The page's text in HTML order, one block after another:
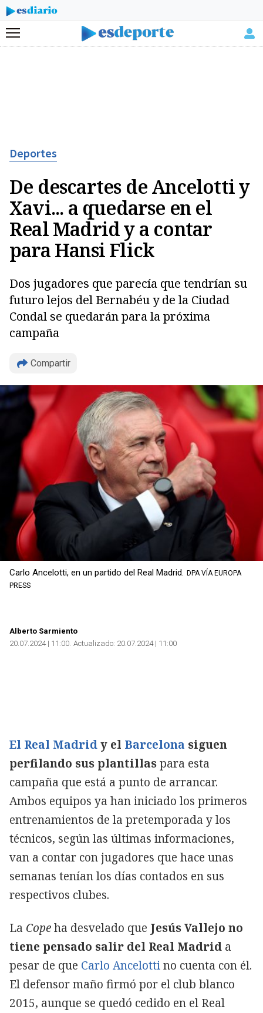
Menú
Deportes
De descartes de Ancelotti y
Xavi... a quedarse en el
Real Madrid y a contar
para Hansi Flick
Dos jugadores que parecía que tendrían su
futuro lejos del Bernabéu y de la Ciudad
Condal se quedarán para la próxima
campaña
Compartir
Copiar
Carlo Ancelotti, en un partido del Real Madrid. DPA VÍA EUROPA
PRESS
Alberto Sarmiento
20.07.2024 | 11:00 Actualizado: 20.07.2024 | 11:00
El Real Madridy el Barcelona siguen
perfilando sus plantillaspara esta
campaña que está a punto de arrancar.
Ambos equipos ya han iniciado los primeros
entrenamientos de la pretemporada y los
técnicos, según las últimas informaciones,
van a contar con jugadores que hace unas
semanas tenían los días contados en sus
respectivos clubes.
La Copeha desvelado que Jesús Vallejo no
tiene pensado salir del Real Madrid a
pesar de que Carlo Ancelottino cuenta con él.
El defensor maño firmó por el club blanco
2015, aunque se quedó cedido en el Real